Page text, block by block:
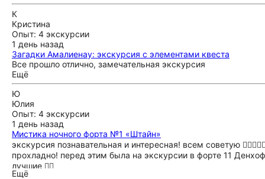
К
Кристина
Опыт: 4 экскурсии
1 день назад
Загадки Амалиенау: экскурсия с элементами квеста
Все прошло отлично, замечательная экскурсия
Ещё
Ю
Юлия
Опыт: 4 экскурсии
1 день назад
Мистика ночного форта №1 «Штайн»
экскурсия познавательная и интересная! всем советую
прохладно! перед этим была на экскурсии в форте 11
лучшие 👍🏼
Ещё